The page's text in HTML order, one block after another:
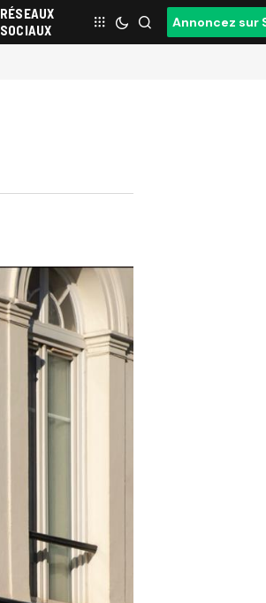
RÉSEAUX
SOCIAUX
Annoncez sur